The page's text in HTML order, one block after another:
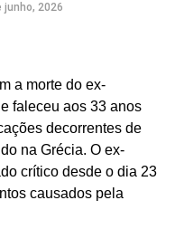
junho, 2026
a morte do ex-
faleceu aos 33 anos
decorrentes de
na Grécia. O ex-
crítico desde o dia 23
causados pela